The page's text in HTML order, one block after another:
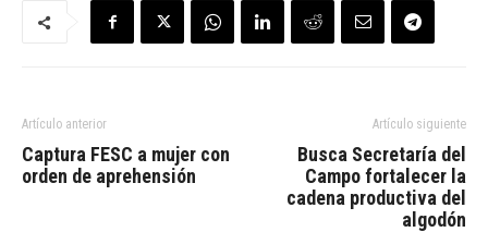
Artículo anterior
Captura FESC a mujer con
orden de aprehensión
Artículo siguiente
Busca Secretaría del
Campo fortalecer la
cadena productiva del
algodón